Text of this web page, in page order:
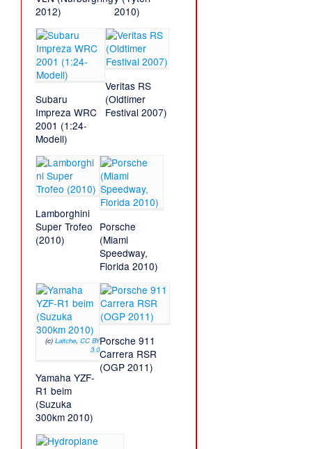
2012)
2010)
Subaru
Impreza WRC
2001 (1:24-
Modell)
Veritas RS
(Oldtimer
Festival 2007)
Lamborghini
Super Trofeo
(2010)
Porsche
(Miami
Speedway,
Florida 2010)
(c) Laitche, CC BY
3.0
Yamaha YZF-
R1 beim
(Suzuka
300km 2010)
Porsche 911
Carrera RSR
(OGP 2011)